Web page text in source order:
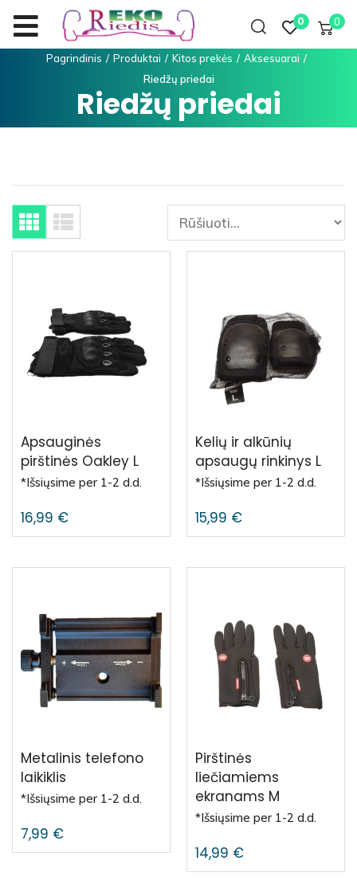
0 0
Pagrindinis / Produktai / Kitos prekės / Aksesuarai /
Riedžų priedai
Riedžų priedai
Apsauginės
pirštinės Oakley L
*Išsiųsime per 1-2 d.d.
16,99 €
Kelių ir alkūnių
apsaugų rinkinys L
*Išsiųsime per 1-2 d.d.
15,99 €
Metalinis telefono
laikiklis
*Išsiųsime per 1-2 d.d.
7,99 €
Pirštinės
liečiamiems
ekranams M
*Išsiųsime per 1-2 d.d.
14,99 €